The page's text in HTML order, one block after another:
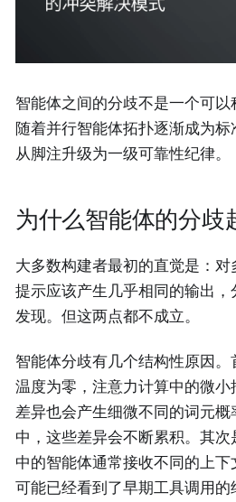
智能体之间的分歧不是一个可以
随着并行智能体拓扑逐渐成为
从脚注升级为一级可靠性纪律。
为什么智能体的分歧
大多数构建者最初的直觉是：
提示应该产生几乎相同的输出
发现。但这两点都不成立。
智能体分歧有几个结构性原因
温度为零，注意力计算中的微
差异也会产生细微不同的词元
中，这些差异会不断累积。其
中的智能体通常接收不同的上
可能已经看到了早期工具调用